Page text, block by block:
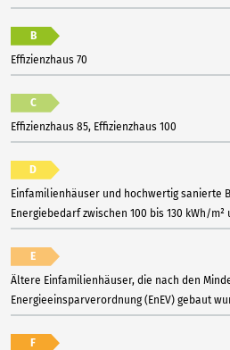
B
Effizienzhaus 70
C
Effizienzhaus 85, Effizienzhaus 100
D
Einfamilienhäuser und hochwertig sanierte
Energiebedarf zwischen 100 bis 130 kWh/m²
E
Ältere Einfamilienhäuser, die nach den
Energieeinsparverordnung (EnEV) gebaut
F